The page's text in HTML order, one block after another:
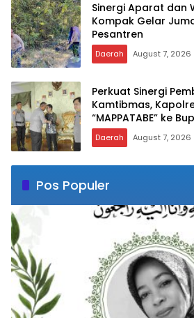
Sinergi Aparat dan
Kompak Gelar
Pesantren
Daerah August 7, 2026
Perkuat Sinergi
Kamtibmas,
“MAPPATABE” ke
Daerah August 7, 2026
Pos Populer